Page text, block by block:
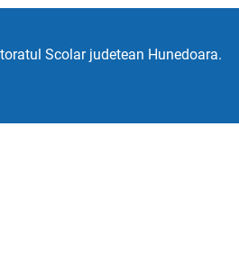
Scolar judetean Hunedoara.